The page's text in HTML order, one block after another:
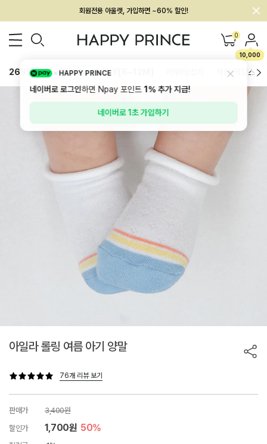
멤버십 최대 28,000원 혜택
0
10,000
26SS 신상 BEST BABY[6~12M] 하의/레깅스
아일라 롤링 여름 아기 양말
76개 리뷰 보기
판매가
3,400원
할인가
1,700원 50%
HAPPY PRINCE
네이버로 로그인하면 Npay 포인트1%추가 지급!
네이버로 1초 가입하기